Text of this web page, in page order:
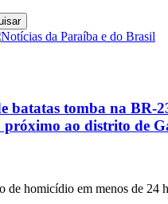
batatas tomba na BR-
ao distrito de